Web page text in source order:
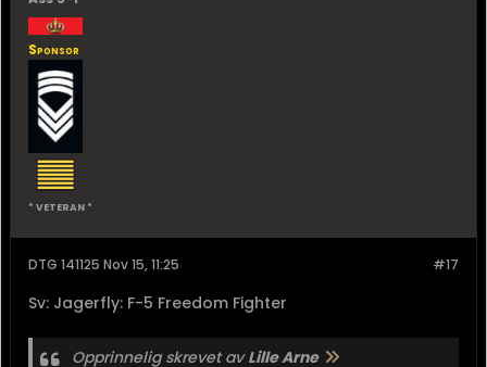
I et EK-miljø som er så brutalt at F-35 ikke kan fly, vil
F-5 ikke ha mye å fare med heller. Forhåndsplanlagt
rekognosering og kamikaze-angrep kanskje. Da
trenger du bare et kart, og greier kanskje å gjemme
deg lenge nok i dalbunnene til at du kommer dit du
skal.
I dagslys og godvær, selvfølgelig....
Logg innellerregistrer degfor å se resten av
innholdet
analyst assessments form a decisive input into